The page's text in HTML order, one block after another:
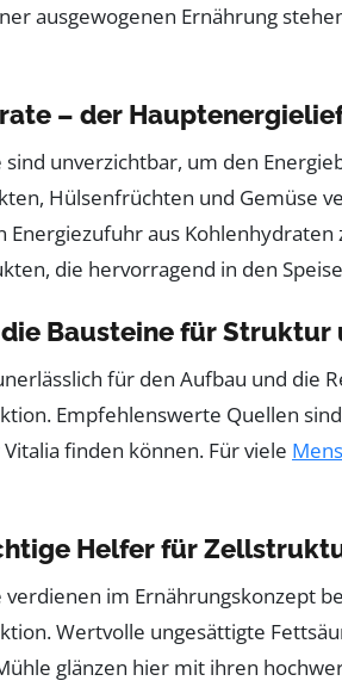
ausgewogenen Ernährung
– der
unverzichtbar, um den
Hülsenfrüchten und Gemüse
Energiezufuhr aus
die hervorragend in den
Bausteine für Struktur
für den Aufbau und die
Empfehlenswerte Quellen
finden können. Für viele
Helfer für
verdienen im Ernährungskonzept
Wertvolle ungesättigte
glänzen hier mit ihren